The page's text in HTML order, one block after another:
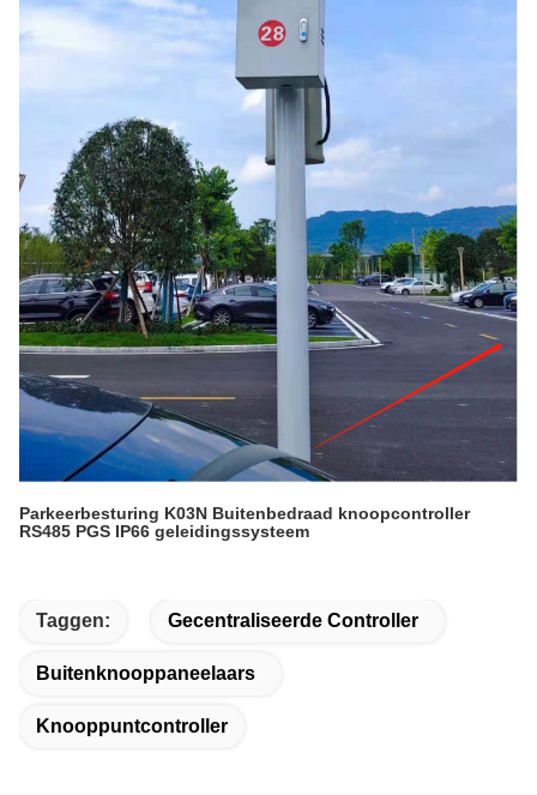
Parkeerbesturing K03N Buitenbedraad knoopcontroller
RS485 PGS IP66 geleidingssysteem
Taggen: Gecentraliseerde Controller
Buitenknooppaneelaars
Knooppuntcontroller